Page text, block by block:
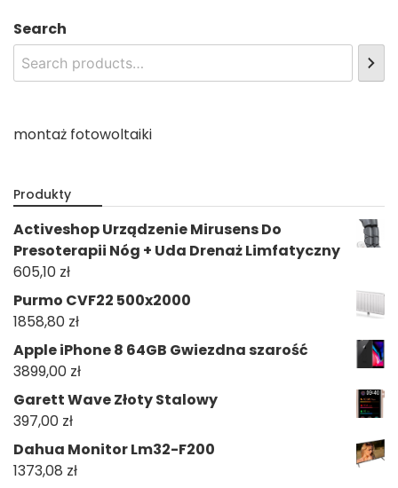
Search
montaż fotowoltaiki
Produkty
Activeshop Urządzenie Mirusens Do
Presoterapii Nóg + Uda Drenaż Limfatyczny
605,10 zł
Purmo CVF22 500x2000
1858,80 zł
Apple iPhone 8 64GB Gwiezdna szarość
3899,00 zł
Garett Wave Złoty Stalowy
397,00 zł
Dahua Monitor Lm32-F200
1373,08 zł